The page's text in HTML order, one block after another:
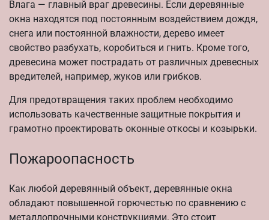
Влага — главный враг древесины. Если деревянные
окна находятся под постоянным воздействием дождя,
снега или постоянной влажности, дерево имеет
свойство разбухать, коробиться и гнить. Кроме того,
древесина может пострадать от различных древесных
вредителей, например, жуков или грибков.
Для предотвращения таких проблем необходимо
использовать качественные защитные покрытия и
грамотно проектировать оконные откосы и козырьки.
Пожароопасность
Как любой деревянный объект, деревянные окна
обладают повышенной горючестью по сравнению с
металлопрочными конструкциями. Это стоит